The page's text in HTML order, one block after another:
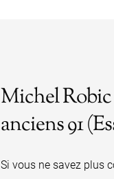
Michel Robic
anciens 91
Si vous ne savez plus